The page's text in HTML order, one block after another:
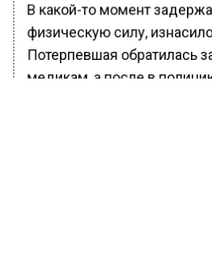
В какой-то момент
физическую силу,
Потерпевшая обратилась
медикам, а после в